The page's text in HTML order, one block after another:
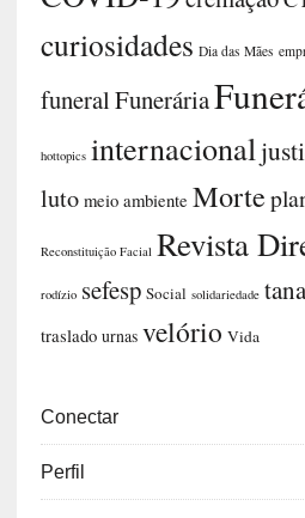
curiosidades Dia das Mães
funeralFunerária
hottopics internacional
luto meio ambiente Morte
Reconstituição Facial Revista
rodízio sefesp Social solidariedade
traslado urnas velório Vida
Conectar
Perfil